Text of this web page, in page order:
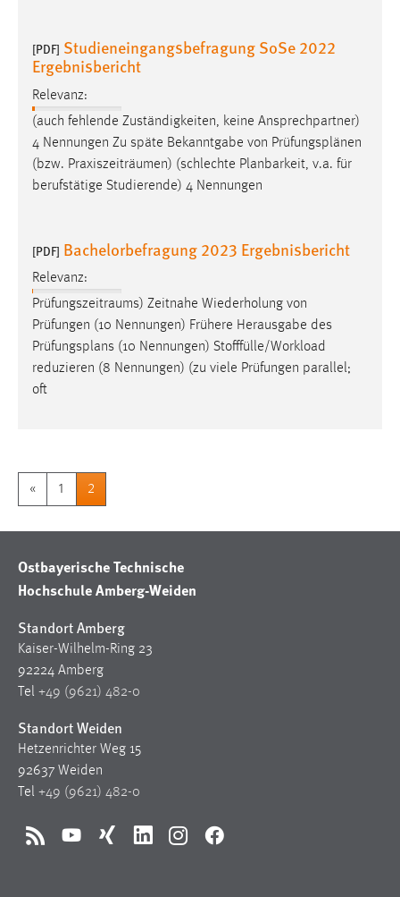
[PDF] Studieneingangsbefragung SoSe 2022
Ergebnisbericht
Relevanz:
(auch fehlende Zuständigkeiten, keine Ansprechpartner)
4 Nennungen Zu späte Bekanntgabe von Prüfungsplänen
(bzw. Praxiszeiträumen) (schlechte Planbarkeit, v.a. für
berufstätige Studierende) 4 Nennungen
[PDF] Bachelorbefragung 2023 Ergebnisbericht
Relevanz:
Prüfungszeitraums) Zeitnahe Wiederholung von
Prüfungen (10 Nennungen) Frühere Herausgabe des
Prüfungsplans (10 Nennungen) Stofffülle/Workload
reduzieren (8 Nennungen) (zu viele Prüfungen parallel;
oft
« 1 2
Ostbayerische Technische
Hochschule Amberg-Weiden
Standort Amberg
Kaiser-Wilhelm-Ring 23
92224 Amberg
Tel +49 (9621) 482-0
Standort Weiden
Hetzenrichter Weg 15
92637 Weiden
Tel +49 (9621) 482-0
RSS YouTubeXing LinkedInInstagramFacebook